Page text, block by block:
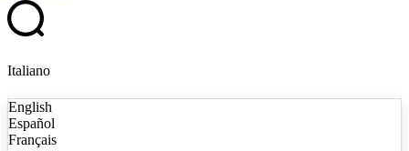
Italiano
English
Español
Français